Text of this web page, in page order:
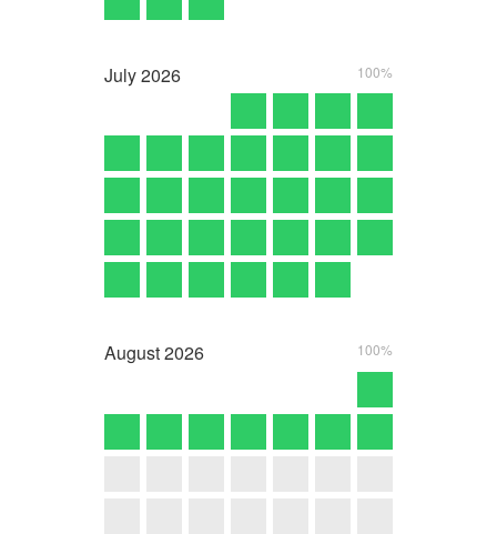
July2026 100%
August2026 100%